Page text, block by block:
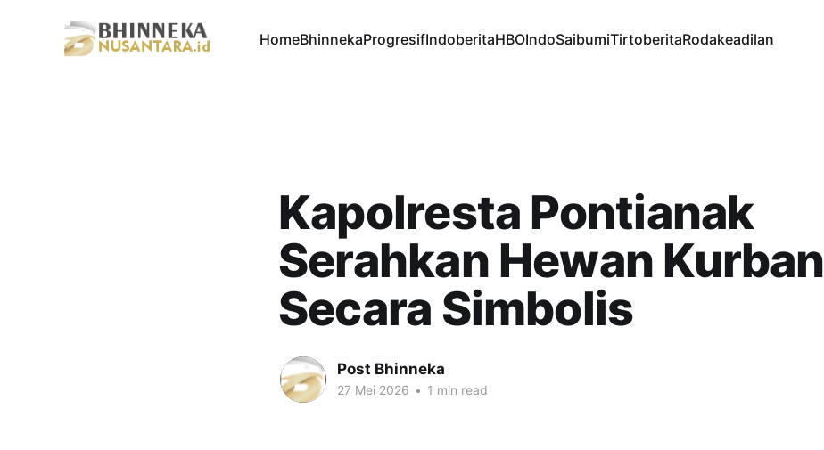
HomeBhinnekaProgresifIndoberitaHBOIndoSaibumiTirtoberitaRodakeadilan
Kapolresta Pontianak
Serahkan Hewan Kurban
Secara Simbolis
Post Bhinneka
27 Mei 2026 • 1 min read